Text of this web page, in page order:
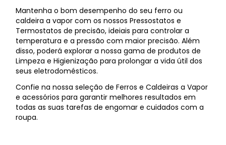
Mantenha o bom desempenho do seu ferro ou
caldeira a vapor com os nossos Pressostatos e
Termostatos de precisão, ideiais para controlar a
temperatura e a pressão com maior precisão. Além
disso, poderá explorar a nossa gama de produtos de
Limpeza e Higienização para prolongar a vida útil dos
seus eletrodomésticos.
Confie na nossa seleção de Ferros e Caldeiras a Vapor
e acessórios para garantir melhores resultados em
todas as suas tarefas de engomar e cuidados com a
roupa.